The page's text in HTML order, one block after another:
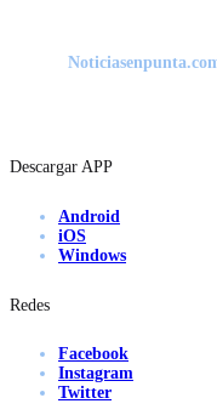
Descargar APP
Android
iOS
Windows
Redes
Facebook
Instagram
Twitter